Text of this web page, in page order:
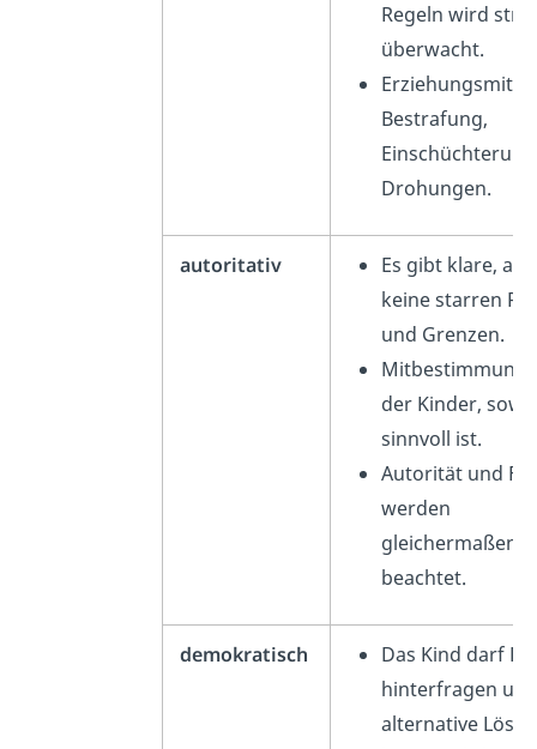
Regeln wird
überwacht.
Bestrafung,
Drohungen.
autoritativ
Es gibt klare,
keine starren
und Grenzen.
der Kinder,
sinnvoll ist.
Autorität und
werden
gleichermaßen
beachtet.
demokratisch
Das Kind darf
hinterfragen und
alternative